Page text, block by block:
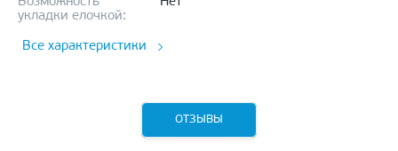
укладки елочкой:
Все характеристики
ОТЗЫВЫ